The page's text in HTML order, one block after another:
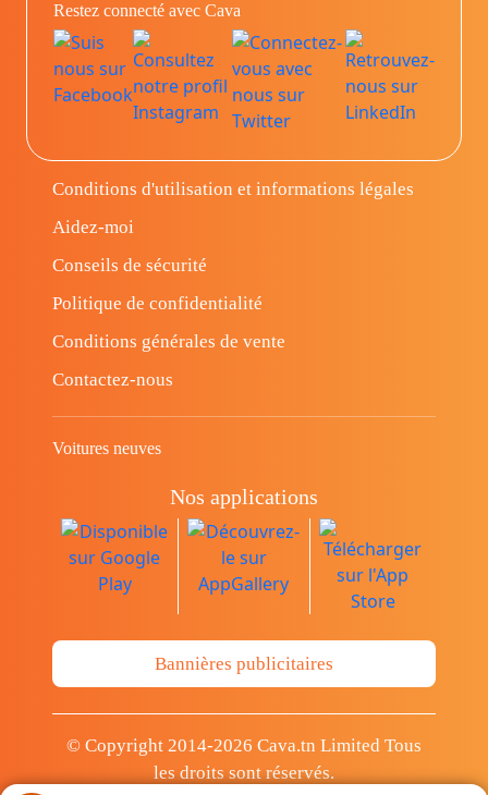
Restez connecté avec Cava
Conditions d'utilisation et informations légales
Aidez-moi
Conseils de sécurité
Politique de confidentialité
Conditions générales de vente
Contactez-nous
Voitures neuves
Nos applications
Bannières publicitaires
© Copyright 2014-2026 Cava.tn Limited Tous
les droits sont réservés.